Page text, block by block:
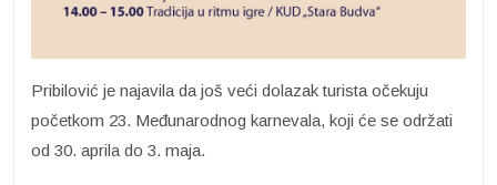
Pribilović je najavila da još veći dolazak turista očekuju
početkom 23. Međunarodnog karnevala, koji će se održati
od 30. aprila do 3. maja.